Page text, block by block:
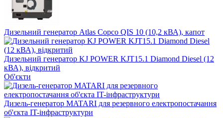
Дизельний генератор Atlas Copco QIS 10 (10,2 кВА), капот
Дизельний генератор KJ POWER KJT15.1 Diamond Diesel (12
кВА), відкритий
Об'єкти
Дизель-генератор MATARI для резервного електропостачання
об'єкта IT-інфраструктури